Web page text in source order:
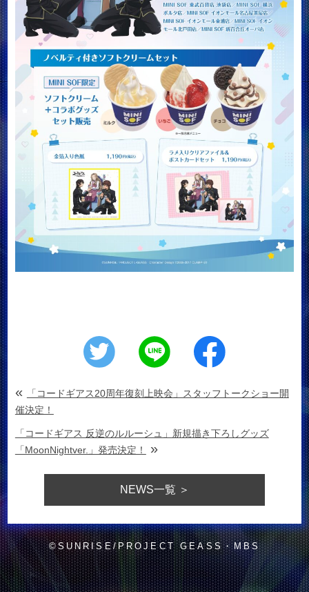
«
「コードギアス20周年復刻上映会」スタッフトークショー開
催決定！
「コードギアス 反逆のルルーシュ」新規描き下ろしグッズ
「MoonNightver.」発売決定！
»
NEWS一覧 ＞
©SUNRISE/PROJECT GEASS・MBS